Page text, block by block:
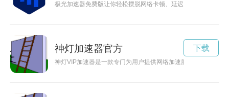
极光加速器免费版让你轻松摆脱网络卡顿、延迟等问题，让你
神灯加速器官方
神灯VIP加速器是一款专门为用户提供网络加速服务的神器，
下载